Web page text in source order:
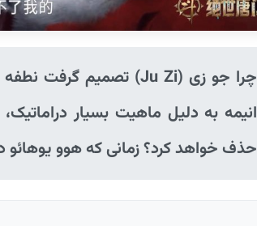
انیمه به دلیل ماهیت بسیار
حذف خواهد کرد؟ زمانی که هوو یوهائو